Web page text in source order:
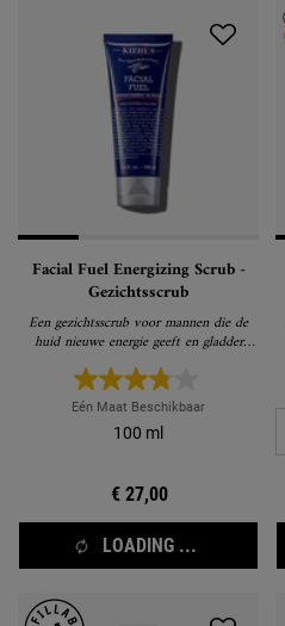
Facial Fuel Energizing Scrub -
Gezichtsscrub
Een gezichtsscrub voor mannen die de
huid nieuwe energie geeft en gladder
maakt
Eén Maat Beschikbaar
100 ml
€ 27,00
LOADING ...